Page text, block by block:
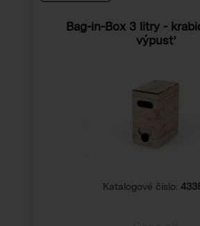
Bag-in-Box 3 litry -
výpusť
Katalogové číslo: